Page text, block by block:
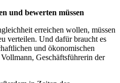
und bewerten müssen
erreichen wollen, müssen
verteilen. Und dafür braucht es
und ökonomischen
Geschäftsführerin der